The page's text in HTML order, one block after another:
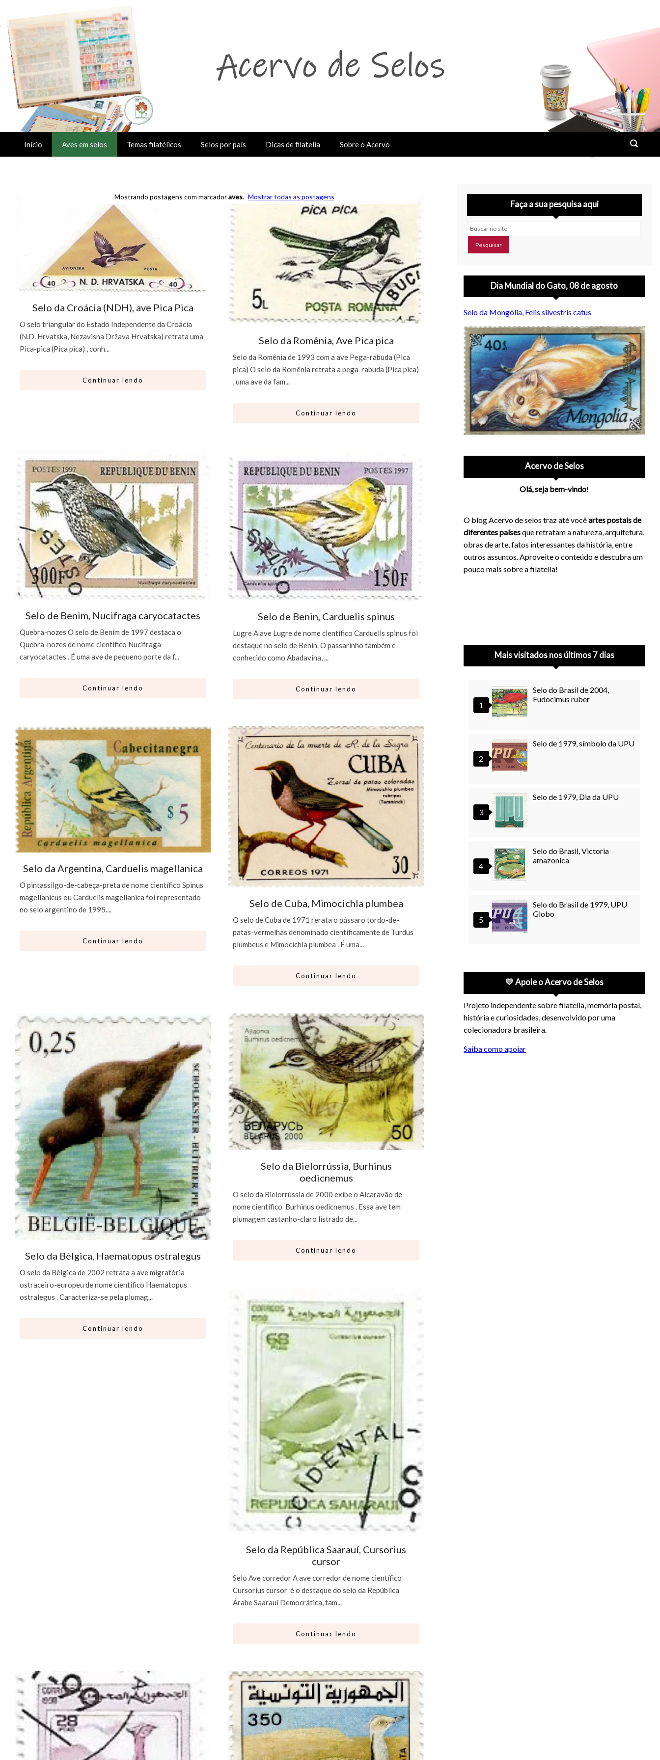
Início Aves em selos Temas filatélicos Selos por país Dicas de filatelia Sobre o Acervo
Mostrando postagens com marcadoraves. Mostrar todas as postagens
Selo da Croácia (NDH), ave Pica Pica
O selo triangular do Estado Independente da Croácia
(N.D. Hrvatska, Nezavisna Država Hrvatska) retrata uma
Pica-pica (Pica pica) , conh...
Continuar lendo
Selo da Romênia, Ave Pica pica
Selo da Romênia de 1993 com a ave Pega-rabuda (Pica
pica) O selo da Romênia retrata a pega-rabuda (Pica pica)
, uma ave da fam...
Continuar lendo
Selo de Benim, Nucifraga caryocatactes
Quebra-nozes O selo de Benim de 1997 destaca o
Quebra-nozes de nome científico Nucifraga
caryocatactes . É uma ave de pequeno porte da f...
Continuar lendo
Selo de Benin, Carduelis spinus
Lugre A ave Lugre de nome científico Carduelis spinus foi
destaque no selo de Benin. O passarinho também é
conhecido como Abadavina, ...
Continuar lendo
Selo da Argentina, Carduelis magellanica
O pintassilgo-de-cabeça-preta de nome científico Spinus
magellanicus ou Carduelis magellanica foi representado
no selo argentino de 1995....
Continuar lendo
Selo de Cuba, Mimocichla plumbea
O selo de Cuba de 1971 rerata o pássaro tordo-de-
patas-vermelhas denominado cientificamente de Turdus
plumbeus e Mimocichla plumbea . É uma...
Continuar lendo
Selo da Bélgica, Haematopus ostralegus
O selo da Bélgica de 2002 retrata a ave migratória
ostraceiro-europeu de nome científico Haematopus
ostralegus . Caracteriza-se pela plumag...
Continuar lendo
Selo da Bielorrússia, Burhinus
oedicnemus
O selo da Bielorrússia de 2000 exibe o Alcaravão de
nome científico Burhinus oedicnemus . Essa ave tem
plumagem castanho-claro listrado de...
Continuar lendo
Selo da República Saarauí, Cursorius
cursor
Selo Ave corredor A ave corredor de nome científico
Cursorius cursor é o destaque do selo da República
Árabe Saarauí Democrática, tam...
Continuar lendo
Faça a sua pesquisa aqui
Buscar no site
Dia Mundial do Gato, 08 de agosto
Selo da Mongólia, Felis silvestris catus
Acervo de Selos
Olá, seja bem-vindo!
O blog Acervo de selos traz até vocêartes postais de
diferentes paísesque retratam a natureza, arquitetura,
obras de arte, fatos interessantes da história, entre
outros assuntos. Aproveite o conteúdo e descubra um
pouco mais sobre a filatelia!
Mais visitados nos últimos 7 dias
Selo do Brasil de 2004,
Eudocimus ruber
Selo de 1979, símbolo da UPU
Selo de 1979, Dia da UPU
Selo do Brasil, Victoria
amazonica
Selo do Brasil de 1979, UPU
Globo
💛 Apoie o Acervo de Selos
Projeto independente sobre filatelia, memória postal,
história e curiosidades, desenvolvido por uma
colecionadora brasileira.
Saiba como apoiar